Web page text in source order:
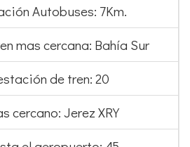
Autobuses: 7Km.
mas cercana: Bahía Sur
de tren: 20
cercano: Jerez XRY